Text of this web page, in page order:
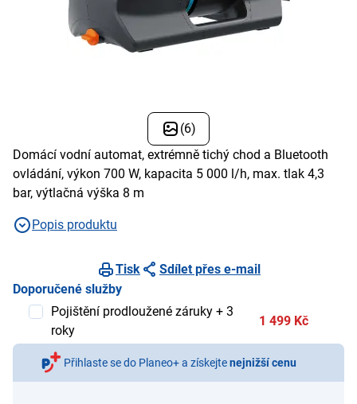
(6)
Domácí vodní automat, extrémně tichý chod a Bluetooth
ovládání, výkon 700 W, kapacita 5 000 l/h, max. tlak 4,3
bar, výtlačná výška 8 m
Popis produktu
Tisk
Sdílet přes e-mail
Doporučené služby
Pojištění prodloužené záruky + 3
roky
1 499 Kč
Přihlaste se do Planeo+ a získejtenejnižší cenu